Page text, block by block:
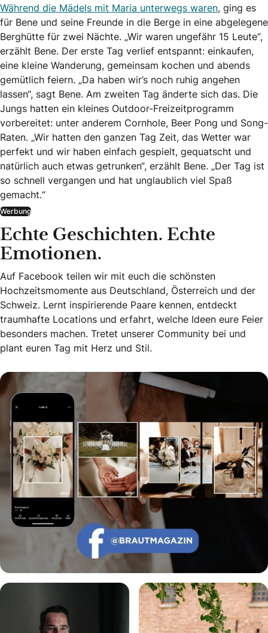
Während die Mädels mit Maria unterwegs waren, ging es
für Bene und seine Freunde in die Berge in eine abgelegene
Berghütte für zwei Nächte. „Wir waren ungefähr 15 Leute“,
erzählt Bene. Der erste Tag verlief entspannt: einkaufen,
eine kleine Wanderung, gemeinsam kochen und abends
gemütlich feiern. „Da haben wir’s noch ruhig angehen
lassen“, sagt Bene. Am zweiten Tag änderte sich das. Die
Jungs hatten ein kleines Outdoor-Freizeitprogramm
vorbereitet: unter anderem Cornhole, Beer Pong und Song-
Raten. „Wir hatten den ganzen Tag Zeit, das Wetter war
perfekt und wir haben einfach gespielt, gequatscht und
natürlich auch etwas getrunken“, erzählt Bene. „Der Tag ist
so schnell vergangen und hat unglaublich viel Spaß
gemacht.“
Werbung
Echte Geschichten. Echte
Emotionen.
Auf Facebook teilen wir mit euch die schönsten
Hochzeitsmomente aus Deutschland, Österreich und der
Schweiz. Lernt inspirierende Paare kennen, entdeckt
traumhafte Locations und erfahrt, welche Ideen eure Feier
besonders machen. Tretet unserer Community bei und
plant euren Tag mit Herz und Stil.
Echte Geschichten. Echte Emotionen.